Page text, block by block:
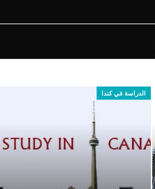
الدراسة في كندا